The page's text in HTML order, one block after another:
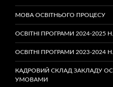
МОВА ОСВІТНЬОГО ПРОЦЕСУ
ОСВІТНІ ПРОГРАМИ 2024-2025 Н.
ОСВІТНІ ПРОГРАМИ 2023-2024 Н.
КАДРОВИЙ СКЛАД ЗАКЛАДУ
УМОВАМИ